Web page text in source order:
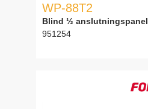
WP-88T2
Blind ½ anslutningspanel
951254